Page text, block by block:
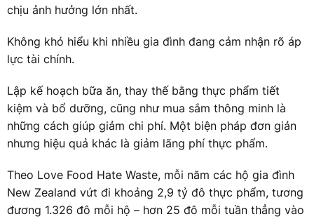
chịu ảnh hưởng lớn nhất.
Không khó hiểu khi nhiều gia đình đang cảm nhận rõ áp
lực tài chính.
Lập kế hoạch bữa ăn, thay thế bằng thực phẩm tiết
kiệm và bổ dưỡng, cũng như mua sắm thông minh là
những cách giúp giảm chi phí. Một biện pháp đơn giản
nhưng hiệu quả khác là giảm lãng phí thực phẩm.
Theo Love Food Hate Waste, mỗi năm các hộ gia đình
New Zealand vứt đi khoảng 2,9 tỷ đô thực phẩm, tương
đương 1.326 đô mỗi hộ – hơn 25 đô mỗi tuần thẳng vào